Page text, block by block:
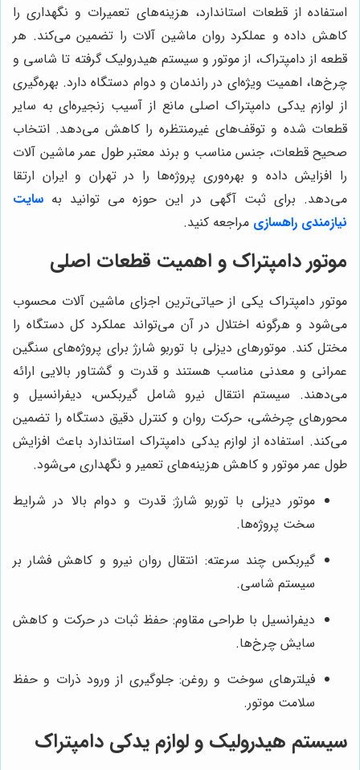
استفاده از قطعات استاندارد، هزینه‌های تعمیرات و نگهداری را
کاهش داده و عملکرد روان ماشین آلات را تضمین می‌کند. هر
قطعه از دامپتراک، از موتور و سیستم هیدرولیک گرفته تا شاسی و
چرخ‌ها، اهمیت ویژه‌ای در راندمان و دوام دستگاه دارد. بهره‌گیری
از لوازم یدکی دامپتراک اصلی مانع از آسیب زنجیره‌ای به سایر
قطعات شده و توقف‌های غیرمنتظره را کاهش می‌دهد. انتخاب
صحیح قطعات، جنس مناسب و برند معتبر طول عمر ماشین آلات
را افزایش داده و بهره‌وری پروژه‌ها را در تهران و ایران ارتقا
می‌دهد. برای ثبت آگهی در این حوزه می توانید به سایت
نیازمندی راهسازی مراجعه کنید.
موتور دامپتراک و اهمیت قطعات اصلی
موتور دامپتراک یکی از حیاتی‌ترین اجزای ماشین آلات محسوب
می‌شود و هرگونه اختلال در آن می‌تواند عملکرد کل دستگاه را
مختل کند. موتورهای دیزلی با توربو شارژ برای پروژه‌های سنگین
عمرانی و معدنی مناسب هستند و قدرت و گشتاور بالایی ارائه
می‌دهند. سیستم انتقال نیرو شامل گیربکس، دیفرانسیل و
محورهای چرخشی، حرکت روان و کنترل دقیق دستگاه را تضمین
می‌کند. استفاده از لوازم یدکی دامپتراک استاندارد باعث افزایش
طول عمر موتور و کاهش هزینه‌های تعمیر و نگهداری می‌شود.
موتور دیزلی با توربو شارژ: قدرت و دوام بالا در شرایط
سخت پروژه‌ها.
گیربکس چند سرعته: انتقال روان نیرو و کاهش فشار بر
سیستم شاسی.
دیفرانسیل با طراحی مقاوم: حفظ ثبات در حرکت و کاهش
سایش چرخ‌ها.
فیلترهای سوخت و روغن: جلوگیری از ورود ذرات و حفظ
سلامت موتور.
سیستم هیدرولیک و لوازم یدکی دامپتراک